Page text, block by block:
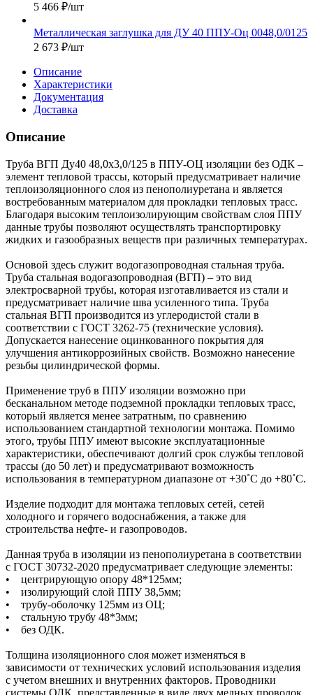
5 466 ₽/шт
Металлическая заглушка для ДУ 40 ППУ-Оц 0048,0/0125
2 673 ₽/шт
Описание
Характеристики
Документация
Доставка
Описание
Труба ВГП Ду40 48,0х3,0/125 в ППУ-ОЦ изоляции без ОДК –
элемент тепловой трассы, который предусматривает наличие
теплоизоляционного слоя из пенополиуретана и является
востребованным материалом для прокладки тепловых трасс.
Благодаря высоким теплоизолирующим свойствам слоя ППУ
данные трубы позволяют осуществлять транспортировку
жидких и газообразных веществ при различных температурах.
Основой здесь служит водогазопроводная стальная труба.
Труба стальная водогазопроводная (ВГП) – это вид
электросварной трубы, которая изготавливается из стали и
предусматривает наличие шва усиленного типа. Труба
стальная ВГП производится из углеродистой стали в
соответствии с ГОСТ 3262-75 (технические условия).
Допускается нанесение оцинкованного покрытия для
улучшения антикоррозийных свойств. Возможно нанесение
резьбы цилиндрической формы.
Применение труб в ППУ изоляции возможно при
бесканальном методе подземной прокладки тепловых трасс,
который является менее затратным, по сравнению
использованием стандартной технологии монтажа. Помимо
этого, трубы ППУ имеют высокие эксплуатационные
характеристики, обеспечивают долгий срок службы тепловой
трассы (до 50 лет) и предусматривают возможность
использования в температурном диапазоне от +30˚C до +80˚C.
Изделие подходит для монтажа тепловых сетей, сетей
холодного и горячего водоснабжения, а также для
строительства нефте- и газопроводов.
Данная труба в изоляции из пенополиуретана в соответствии
с ГОСТ 30732-2020 предусматривает следующие элементы:
• центрирующую опору 48*125мм;
• изолирующий слой ППУ 38,5мм;
• трубу-оболочку 125мм из ОЦ;
• стальную трубу 48*3мм;
• без ОДК.
Толщина изоляционного слоя может изменяться в
зависимости от технических условий использования изделия
с учетом внешних и внутренних факторов. Проводники
системы ОДК, представленные в виде двух медных проволок